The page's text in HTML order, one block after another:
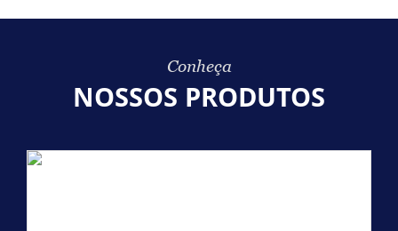
Conheça
NOSSOS PRODUTOS